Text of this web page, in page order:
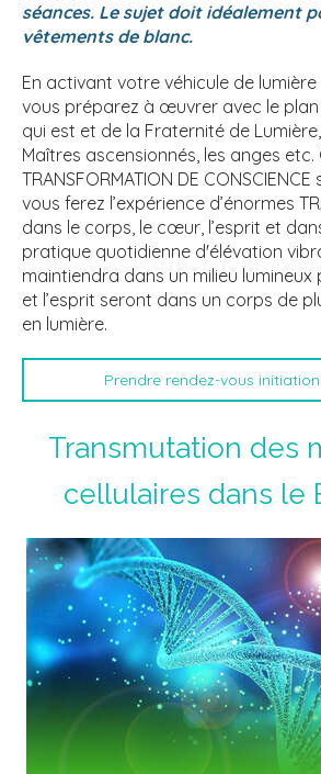
séances. Le sujet doit idéalement
vêtements de blanc.
En activant votre véhicule de lumière
vous préparez à œuvrer avec le
qui est et de la Fraternité de
Maîtres ascensionnés, les anges etc.
TRANSFORMATION DE
vous ferez l’expérience d’énormes
dans le corps, le cœur, l’esprit et
pratique quotidienne d'élévation
maintiendra dans un milieu lumineux
et l’esprit seront dans un corps de
en lumière.
Prendre rendez-vous
Transmutation des
cellulaires dans le